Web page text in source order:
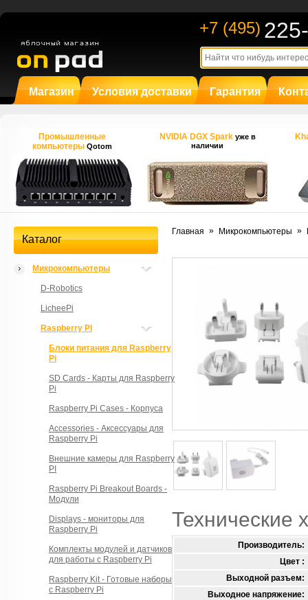
+7 (495)
Магазин Условия доставки Гарантия
Промышленные
компьютерыQotom
NVIDIA DGX Spark уже в
наличии
Каталог
Микрокомпьютеры
D-Robotics
LicheePi
Raspberry PI
Блоки питания для Raspberry
Pi
SD Cards - Карты для Raspberry
Pi
Raspberry Pi Cases - Корпуса
Accessories - Аксессуары для
Raspberry Pi
Внешние камеры для Raspberry
PI
Raspberry Pi Breakout Boards -
Модули
Displays - мониторы для
Raspberry Pi
Комплекты модулей и датчиков
для работы с Raspberry Pi
Raspberry Kit - Готовые наборы
с Raspberry Pi
Главная » Микрокомпьютеры »
Технические
Производитель:
Цвет :
Выходной разъем:
Выходное напряжение: